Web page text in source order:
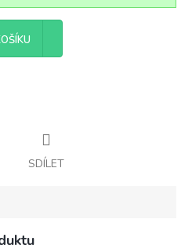
SDÍLET